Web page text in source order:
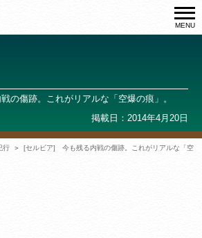
MENU
の傷跡。これがリアルな「空爆の痕」。
掲載日：2014年4月20日
行
[セルビア] 今も残る内戦の傷跡。これがリアルな「空